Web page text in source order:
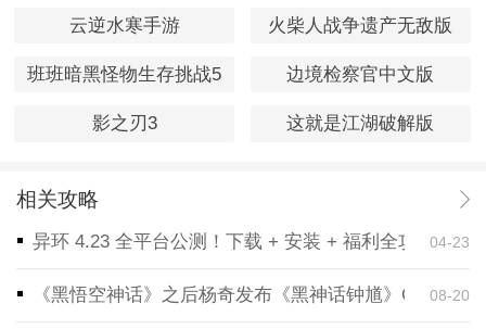
云逆水寒手游 火柴人战争遗产无敌版
班班暗黑怪物生存挑战5 边境检察官中文版
影之刃3 这就是江湖破解版
相关攻略
异环 4.23 全平台公测！下载 + 安装 + 福利全攻略，一
04-23
《黑悟空神话》之后杨奇发布《黑神话钟馗》CG！预
08-20